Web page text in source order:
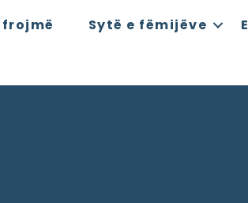
Sytë e fëmijëve